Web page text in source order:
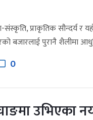
संस्कृति, प्राकृतिक सौन्दर्य र
बजारलाई पुरानै शैलीमा
0
उभिएका